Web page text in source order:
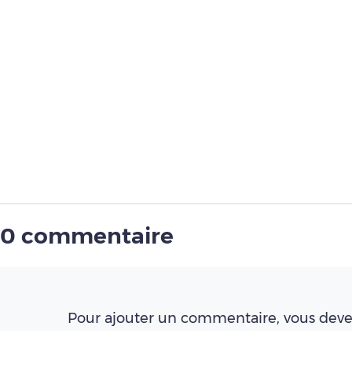
0 commentaire
Pour ajouter un commentaire, vous